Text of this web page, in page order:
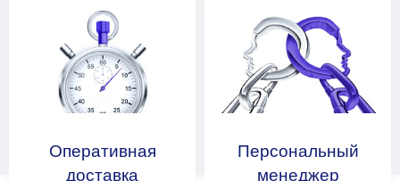
Оперативная
доставка
Персональный
менеджер